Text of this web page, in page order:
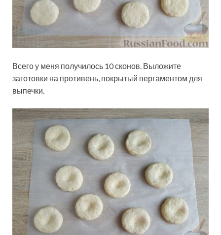
Всего у меня получилось 10 сконов. Выложите
заготовки на противень, покрытый пергаментом для
выпечки.